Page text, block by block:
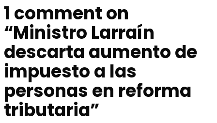
1 comment on
“Ministro Larraín
descarta aumento de
impuesto a las
personas en reforma
tributaria”